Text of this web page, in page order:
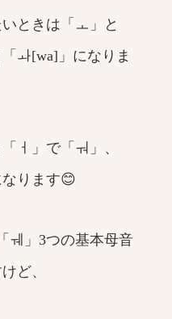
ときは「ㅗ」と
ㅘ[wa]」になりま
ㅓ」で「ㅝ」、
なります😊
ㅞ」3つの基本母音
ど、